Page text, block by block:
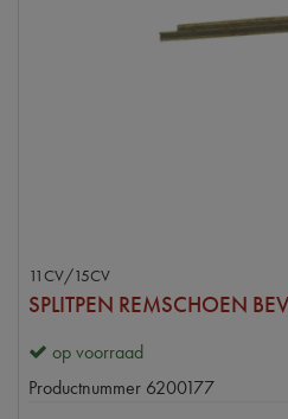
11CV/15CV
SPLITPEN REMSCHOEN
op voorraad
Productnummer 6200177